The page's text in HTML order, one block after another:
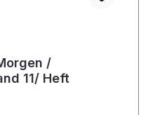
/
11/ Heft